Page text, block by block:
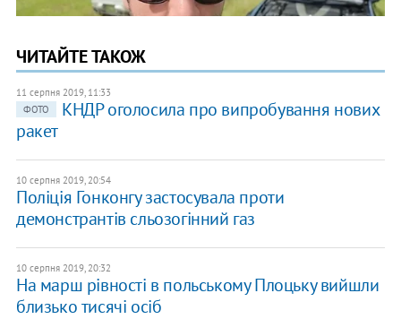
ЧИТАЙТЕ ТАКОЖ
11 серпня 2019, 11:33
ФОТО
КНДР оголосила про випробування нових
ракет
10 серпня 2019, 20:54
Поліція Гонконгу застосувала проти
демонстрантів сльозогінний газ
10 серпня 2019, 20:32
На марш рівності в польському Плоцьку вийшли
близько тисячі осіб